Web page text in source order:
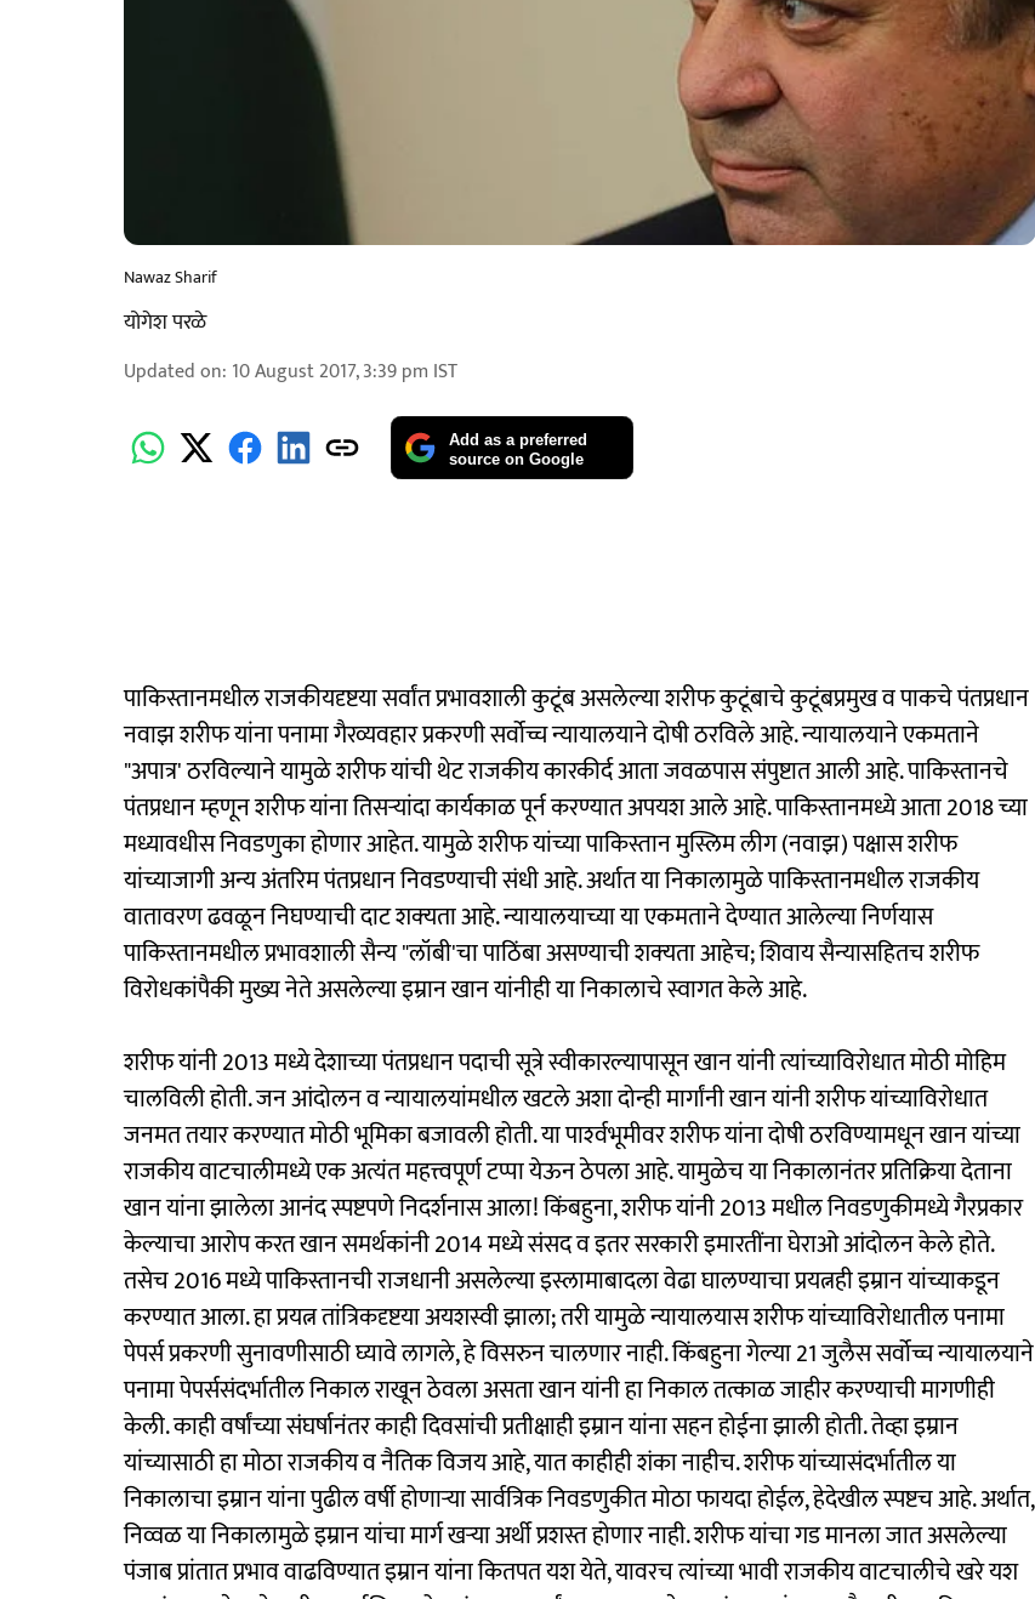
Nawaz Sharif
योगेश परळे
Updated on: 10 August 2017, 3:39 pm IST
Add as a preferred
source on Google
पाकिस्तानमधील राजकीयदृष्टया सर्वांत प्रभावशाली कुटूंब असलेल्या शरीफ कुटूंबाचे कुटूंबप्रमुख व पाकचे पंतप्रधान
नवाझ शरीफ यांना पनामा गैरव्यवहार प्रकरणी सर्वोच्च न्यायालयाने दोषी ठरविले आहे. न्यायालयाने एकमताने
"अपात्र' ठरविल्याने यामुळे शरीफ यांची थेट राजकीय कारकीर्द आता जवळपास संपुष्टात आली आहे. पाकिस्तानचे
पंतप्रधान म्हणून शरीफ यांना तिसऱ्यांदा कार्यकाळ पूर्न करण्यात अपयश आले आहे. पाकिस्तानमध्ये आता 2018 च्या
मध्यावधीस निवडणुका होणार आहेत. यामुळे शरीफ यांच्या पाकिस्तान मुस्लिम लीग (नवाझ) पक्षास शरीफ
यांच्याजागी अन्य अंतरिम पंतप्रधान निवडण्याची संधी आहे. अर्थात या निकालामुळे पाकिस्तानमधील राजकीय
वातावरण ढवळून निघण्याची दाट शक्‍यता आहे. न्यायालयाच्या या एकमताने देण्यात आलेल्या निर्णयास
पाकिस्तानमधील प्रभावशाली सैन्य "लॉबी'चा पाठिंबा असण्याची शक्‍यता आहेच; शिवाय सैन्यासहितच शरीफ
विरोधकांपैकी मुख्य नेते असलेल्या इम्रान खान यांनीही या निकालाचे स्वागत केले आहे.
शरीफ यांनी 2013 मध्ये देशाच्या पंतप्रधान पदाची सूत्रे स्वीकारल्यापासून खान यांनी त्यांच्याविरोधात मोठी मोहिम
चालविली होती. जन आंदोलन व न्यायालयांमधील खटले अशा दोन्ही मार्गांनी खान यांनी शरीफ यांच्याविरोधात
जनमत तयार करण्यात मोठी भूमिका बजावली होती. या पार्श्‍वभूमीवर शरीफ यांना दोषी ठरविण्यामधून खान यांच्या
राजकीय वाटचालीमध्ये एक अत्यंत महत्त्वपूर्ण टप्पा येऊन ठेपला आहे. यामुळेच या निकालानंतर प्रतिक्रिया देताना
खान यांना झालेला आनंद स्पष्टपणे निदर्शनास आला! किंबहुना, शरीफ यांनी 2013 मधील निवडणुकीमध्ये गैरप्रकार
केल्याचा आरोप करत खान समर्थकांनी 2014 मध्ये संसद व इतर सरकारी इमारतींना घेराओ आंदोलन केले होते.
तसेच 2016 मध्ये पाकिस्तानची राजधानी असलेल्या इस्लामाबादला वेढा घालण्याचा प्रयत्नही इम्रान यांच्याकडून
करण्यात आला. हा प्रयत्न तांत्रिकदृष्टया अयशस्वी झाला; तरी यामुळे न्यायालयास शरीफ यांच्याविरोधातील पनामा
पेपर्स प्रकरणी सुनावणीसाठी घ्यावे लागले, हे विसरुन चालणार नाही. किंबहुना गेल्या 21 जुलैस सर्वोच्च न्यायालयाने
पनामा पेपर्ससंदर्भातील निकाल राखून ठेवला असता खान यांनी हा निकाल तत्काळ जाहीर करण्याची मागणीही
केली. काही वर्षांच्या संघर्षानंतर काही दिवसांची प्रतीक्षाही इम्रान यांना सहन होईना झाली होती. तेव्हा इम्रान
यांच्यासाठी हा मोठा राजकीय व नैतिक विजय आहे, यात काहीही शंका नाहीच. शरीफ यांच्यासंदर्भातील या
निकालाचा इम्रान यांना पुढील वर्षी होणाऱ्या सार्वत्रिक निवडणुकीत मोठा फायदा होईल, हेदेखील स्पष्टच आहे. अर्थात,
निव्वळ या निकालामुळे इम्रान यांचा मार्ग खऱ्या अर्थी प्रशस्त होणार नाही. शरीफ यांचा गड मानला जात असलेल्या
पंजाब प्रांतात प्रभाव वाढविण्यात इम्रान यांना कितपत यश येते, यावरच त्यांच्या भावी राजकीय वाटचालीचे खरे यश